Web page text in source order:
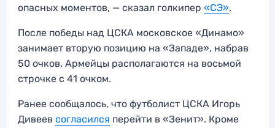
опасных моментов, — сказал голкипер «СЭ».
После победы над ЦСКА московское «Динамо»
занимает вторую позицию на «Западе», набрав
50 очков. Армейцы располагаются на восьмой
строчке с 41 очком.
Ранее сообщалось, что футболист ЦСКА Игорь
Дивеев согласился перейти в «Зенит». Кроме